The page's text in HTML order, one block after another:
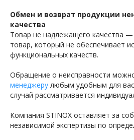
Обмен и возврат продукции
качества
Товар не надлежащего качества —
товар, который не обеспечивает
функциональных качеств.
Обращение о неисправности
менеджеру любым удобным для
случай рассматривается
Компания STINOX оставляет за
независимой экспертизы по